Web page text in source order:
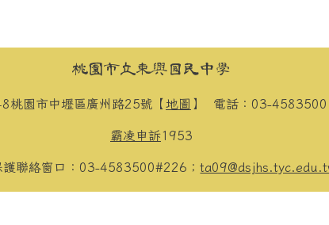
桃園市立東興國民中學
桃園市中壢區廣州路25號【 地圖 】 電話：03-4583500
霸凌申訴1953
護聯絡窗口：03-4583500#226；